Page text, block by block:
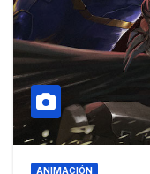
ANIMACIÓN